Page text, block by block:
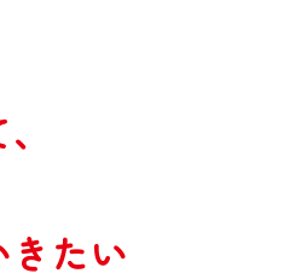
ツチーム
レッドエルフ）
ラリンピック
、
き たい